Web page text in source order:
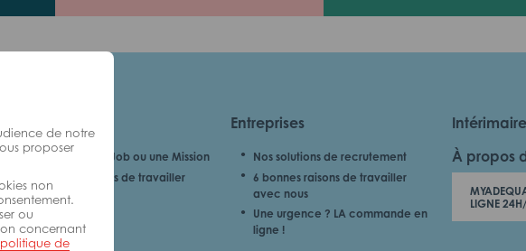
de notre
proposer
non
ou
concernant
politique de
Je cherche un Job ou une Mission
6 bonnes raisons de travailler
avec nous
Entreprises
Nos solutions de recrutement
6 bonnes raisons de travailler
avec nous
Une urgence ? LA commande en
ligne !
À propos
LIGNE